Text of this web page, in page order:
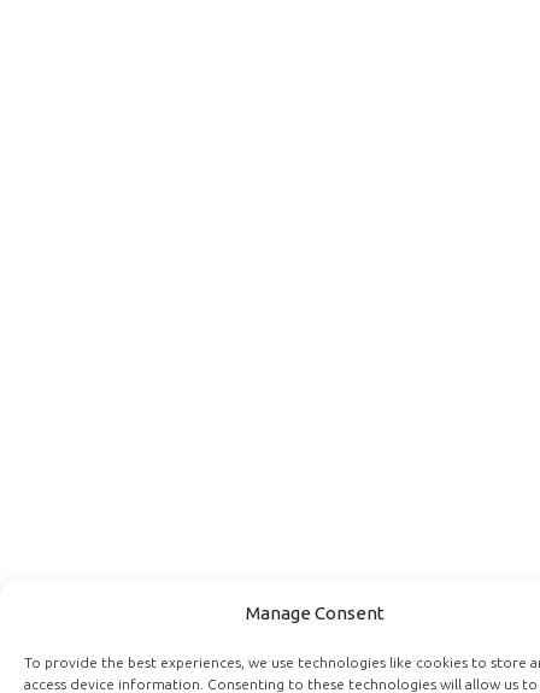
Manage Consent
To provide the best experiences, we use technologies like cookies to store
access device information. Consenting to these technologies will allow us to